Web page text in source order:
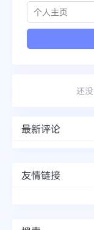
还
最新评论
友情链接